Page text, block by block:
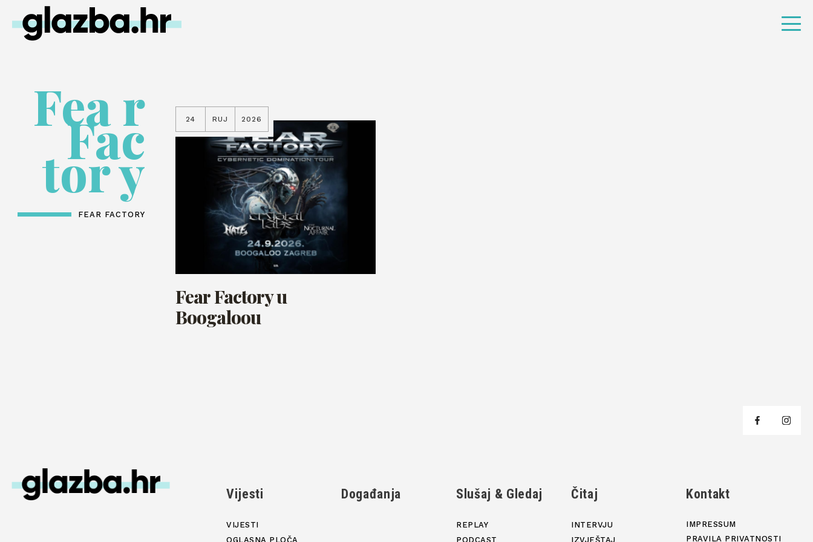
Fea r
Fac
tor y
FEAR FACTORY
24 RUJ 2026
Fear Factory u
Boogaloou
Vijesti
VIJESTI
OGLASNA PLOČA
Događanja Slušaj & Gledaj
REPLAY
PODCAST
Čitaj
INTERVJU
IZVJEŠTAJ
Kontakt
IMPRESSUM
PRAVILA PRIVATNOSTI